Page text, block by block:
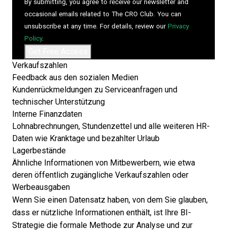
By submitting, you agree to receive our newsletter and
occasional emails related to The CRO Club. You can
unsubscribe at any time. For details, review our Privacy
Policy.
Verkaufszahlen
Feedback aus den sozialen Medien
Kundenrückmeldungen zu Serviceanfragen und
technischer Unterstützung
Interne Finanzdaten
Lohnabrechnungen, Stundenzettel und alle weiteren HR-
Daten wie Kranktage und bezahlter Urlaub
Lagerbestände
Ähnliche Informationen von Mitbewerbern, wie etwa
deren öffentlich zugängliche Verkaufszahlen oder
Werbeausgaben
Wenn Sie einen Datensatz haben, von dem Sie glauben,
dass er nützliche Informationen enthält, ist Ihre BI-
Strategie die formale Methode zur Analyse und zur